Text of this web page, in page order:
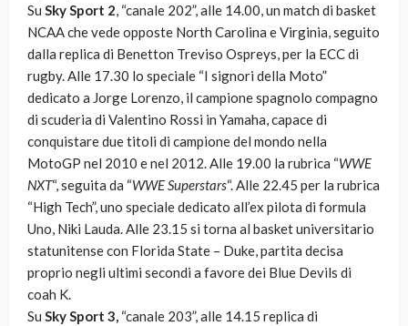
Su Sky Sport 2, “canale 202”, alle 14.00, un match di basket
NCAA che vede opposte North Carolina e Virginia, seguito
dalla replica di Benetton Treviso Ospreys, per la ECC di
rugby. Alle 17.30 lo speciale “I signori della Moto”
dedicato a Jorge Lorenzo, il campione spagnolo compagno
di scuderia di Valentino Rossi in Yamaha, capace di
conquistare due titoli di campione del mondo nella
MotoGP nel 2010 e nel 2012. Alle 19.00 la rubrica “WWE
NXT“, seguita da “WWE Superstars“. Alle 22.45 per la rubrica
“High Tech”, uno speciale dedicato all’ex pilota di formula
Uno, Niki Lauda. Alle 23.15 si torna al basket universitario
statunitense con Florida State – Duke, partita decisa
proprio negli ultimi secondi a favore dei Blue Devils di
coah K.
Su Sky Sport 3, “canale 203”, alle 14.15 replica di